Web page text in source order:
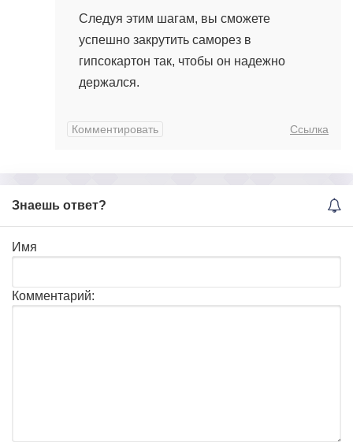
Следуя этим шагам, вы сможете
успешно закрутить саморез в
гипсокартон так, чтобы он надежно
держался.
Комментировать Ссылка
Знаешь ответ?
Имя
Комментарий: